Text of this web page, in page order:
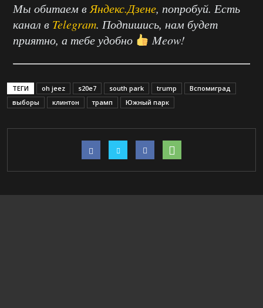
Мы обитаем вЯндекс.Дзене, попробуй. Есть
канал в Telegram. Подпишись, нам будет
приятно, а тебе удобно
Meow!
ТЕГИ oh jeez s20e7 south park trump
Вспомиград
выборы
клинтон трамп Южный парк